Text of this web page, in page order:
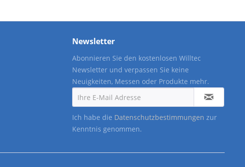
Newsletter
Abonnieren Sie den kostenlosen Willtec
Newsletter und verpassen Sie keine
Neuigkeiten, Messen oder Produkte mehr.
Ich habe die Datenschutzbestimmungen zur
Kenntnis genommen.